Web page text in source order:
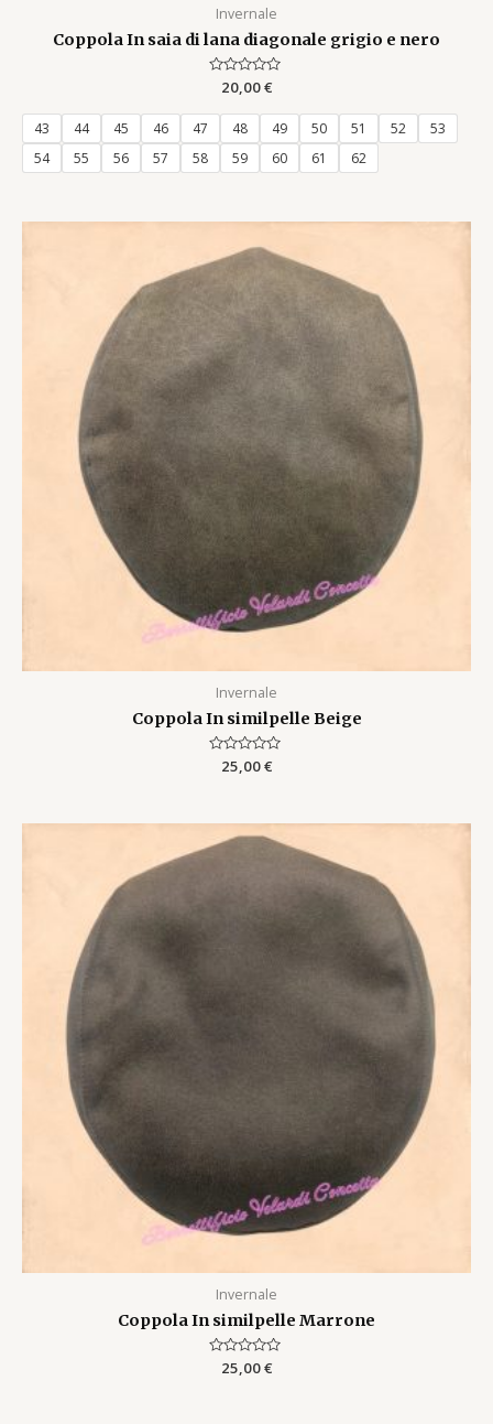
Invernale
Coppola In saia di lana diagonale grigio e nero
Rated
out
20,00€
43 44 45 46 47 48 49 50 51 52
53
54
55 56 57 58 59 60 61 62
Invernale
Coppola In similpelle Beige
Rated
25,00€
Invernale
Coppola In similpelle Marrone
Rated
25,00€